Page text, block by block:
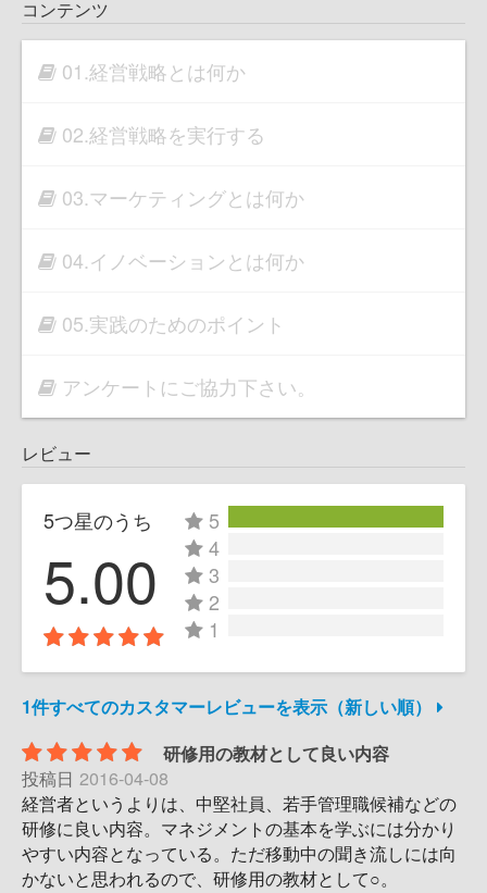
コンテンツ
01.経営戦略とは何か
02.経営戦略を実行する
03.マーケティングとは何か
04.イノベーションとは何か
05.実践のためのポイント
アンケートにご協力下さい。
レビュー
5つ星のうち
5.00
5
4
3
2
1
1件すべてのカスタマーレビューを表示（新しい順）
研修用の教材として良い内容
投稿日 2016-04-08
経営者というよりは、中堅社員、若手管理職候補などの
研修に良い内容。マネジメントの基本を学ぶには分かり
やすい内容となっている。ただ移動中の聞き流しには向
かないと思われるので、研修用の教材として○。